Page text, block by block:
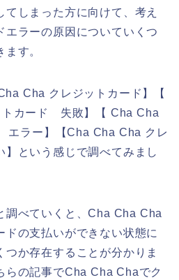
てしまった方に向けて、考え
エラーの原因についていくつ
す。
Cha クレジットカード】【
カード 失敗】【 Cha Cha
ラー】【Cha Cha Cha クレ
という感じで調べてみまし
調べていくと、Cha Cha Cha
ドの支払いができない状態に
つか存在することが分かりま
らの記事でCha Cha Chaでク